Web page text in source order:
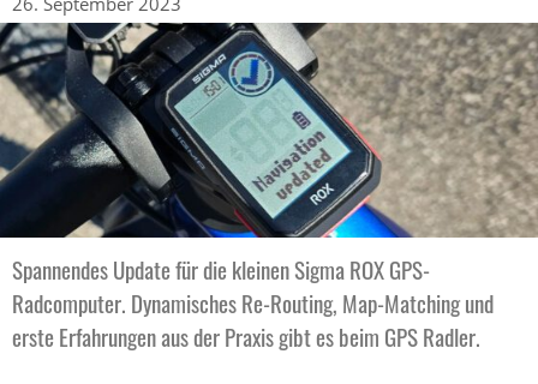
Spannendes Update für die kleinen Sigma ROX GPS-
Radcomputer. Dynamisches Re-Routing, Map-Matching und
erste Erfahrungen aus der Praxis gibt es beim GPS Radler.